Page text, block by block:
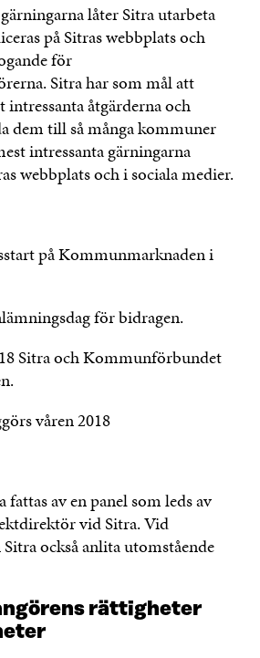
låter Sitra utarbeta
på Sitras webbplats och
för
Sitra har som mål att
intressanta åtgärderna och
dem till så många kommuner
intressanta gärningarna
webbplats och i sociala medier.
på Kommunmarknaden i
för bidragen.
Sitra och Kommunförbundet
våren 2018
av en panel som leds av
vid Sitra. Vid
också anlita utomstående
rättigheter